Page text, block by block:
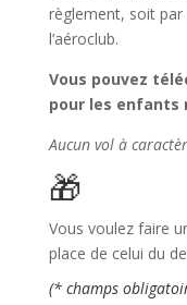
règlement, soit
l’aéroclub.
Vous pouvez
pour les enfants
Aucun vol à
🎁
Vous voulez faire
place de celui du
(* champs